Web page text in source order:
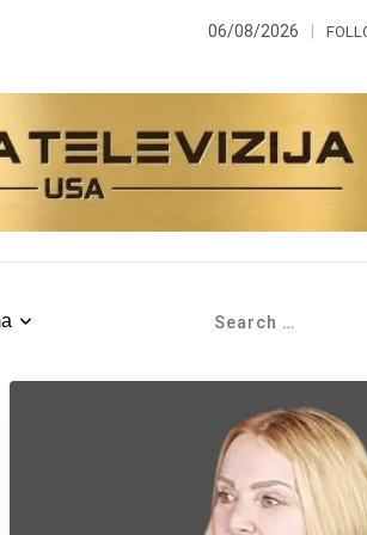
06/08/2026